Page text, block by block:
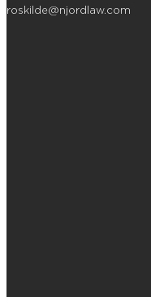
roskilde@njordlaw.com